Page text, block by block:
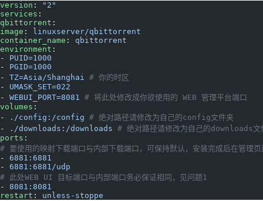
version :
"2"
services :
qbittorrent :
image :
linuxserver/qbittorrent
container_name : qbittorrent
environment :
- PUID=1000
- PGID=1000
- TZ=Asia/Shanghai # 你的时区
- UMASK_SET=022
- WEBUI_PORT=8081 # 将此处修改成你欲使用的 WEB 管理平台端口
volumes :
-
./config:/config # 绝对路径请修改为自己的config文件夹
-
./downloads:/downloads # 绝对路径请修改为自己的downloads文
ports :
# 要使用的映射下载端口与内部下载端口，可保持默认，安装完成后在管理页
- 6881:6881
- 6881:6881/udp
# 此处WEB UI 目标端口与内部端口务必保证相同，见问题1
- 8081:8081
restart : unless-stoppe